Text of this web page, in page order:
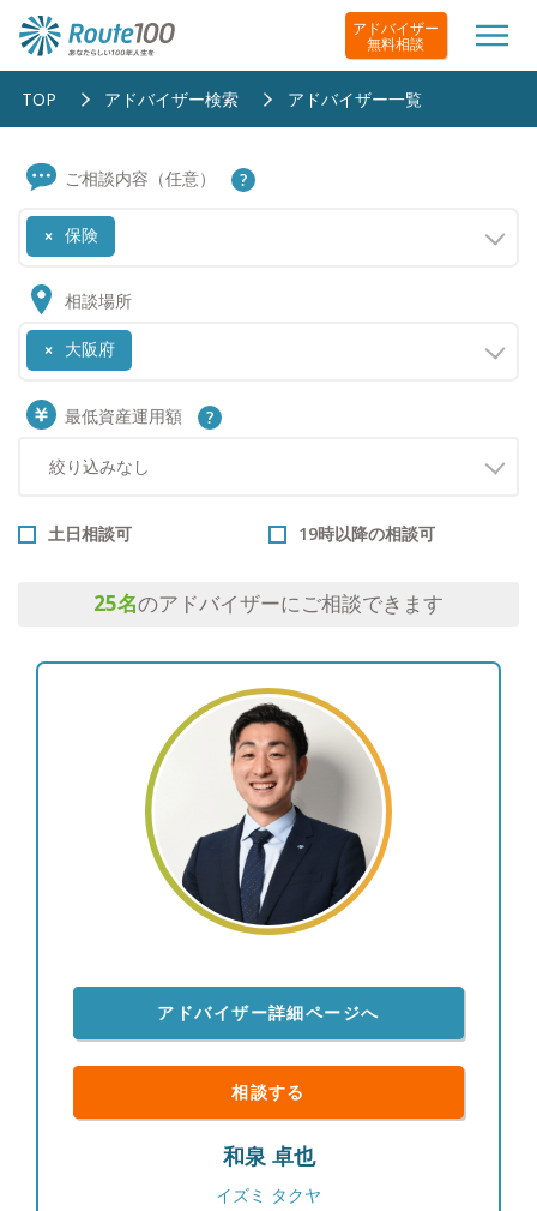
アドバイザー
無料相談
TOP アドバイザー検索 アドバイザー一覧
ご相談内容（任意）
× 保険
相談場所
× 大阪府
最低資産運用額
土日相談可 19時以降の相談可
25名のアドバイザーにご相談できます
アドバイザー詳細ページへ
相談する
和泉 卓也
イズミ タクヤ